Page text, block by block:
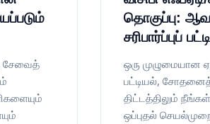
சேவைத்
தொகுப்பு:
சரிபார்ப்புப்
ஒரு
பட்டியல்,
திட்டத்திலும்
ஒப்புதல்